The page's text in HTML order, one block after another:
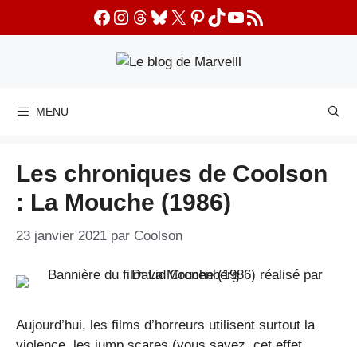
Facebook
Instagram
Threads
Bluesky
X Pinterest
TikTok
YouTube
Flux RSS
MENU
Les chroniques de Coolson
: La Mouche (1986)
23 janvier 2021 par Coolson
Aujourd’hui, les films d’horreurs utilisent surtout la